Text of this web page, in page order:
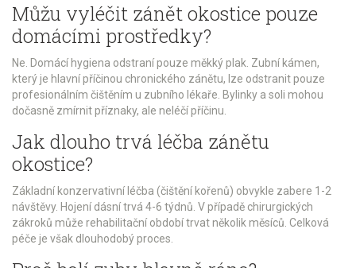
Můžu vyléčit zánět okostice pouze
domácími prostředky?
Ne. Domácí hygiena odstraní pouze měkký plak. Zubní kámen,
který je hlavní příčinou chronického zánětu, lze odstranit pouze
profesionálním čištěním u zubního lékaře. Bylinky a soli mohou
dočasně zmírnit příznaky, ale neléčí příčinu.
Jak dlouho trvá léčba zánětu
okostice?
Základní konzervativní léčba (čištění kořenů) obvykle zabere 1-2
návštěvy. Hojení dásní trvá 4-6 týdnů. V případě chirurgických
zákroků může rehabilitační období trvat několik měsíců. Celková
péče je však dlouhodobý proces.